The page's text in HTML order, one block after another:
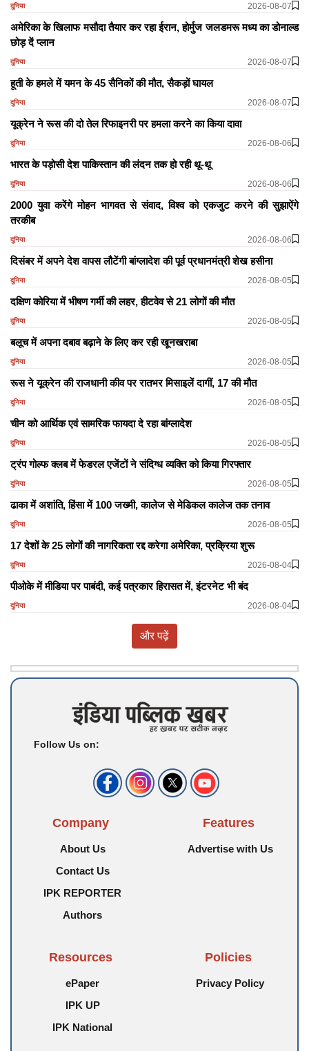
दुनिया 2026-08-07
अमेरिका के खिलाफ मसौदा तैयार कर रहा ईरान, होर्मुज जलडमरू मध्य का डोनाल्ड
छोड़ दें प्लान
दुनिया 2026-08-07
हूती के हमले में यमन के 45 सैनिकों की मौत, सैकड़ों घायल
दुनिया 2026-08-07
यूक्रेन ने रूस की दो तेल रिफाइनरी पर हमला करने का किया दावा
दुनिया 2026-08-06
भारत के पड़ोसी देश पाकिस्तान की लंदन तक हो रही थू-थू
दुनिया 2026-08-06
2000 युवा करेंगे मोहन भागवत से संवाद, विश्व को एकजुट करने की सुझाऐंगे
तरकीब
दुनिया 2026-08-06
दिसंबर में अपने देश वापस लौटेंगी बांग्लादेश की पूर्व प्रधानमंत्री शेख हसीना
दुनिया 2026-08-05
दक्षिण कोरिया में भीषण गर्मी की लहर, हीटवेव से 21 लोगों की मौत
दुनिया 2026-08-05
बलूच में अपना दबाव बढ़ाने के लिए कर रही खूनखराबा
दुनिया 2026-08-05
रूस ने यूक्रेन की राजधानी कीव पर रातभर मिसाइलें दागीं, 17 की मौत
दुनिया 2026-08-05
चीन को आर्थिक एवं सामरिक फायदा दे रहा बांग्लादेश
दुनिया 2026-08-05
ट्रंप गोल्फ क्लब में फेडरल एजेंटों ने संदिग्ध व्यक्ति को किया गिरफ्तार
दुनिया 2026-08-05
ढाका में अशांति, हिंसा में 100 जख्मी, कालेज से मेडिकल कालेज तक तनाव
दुनिया 2026-08-05
17 देशों के 25 लोगों की नागरिकता रद्द करेगा अमेरिका, प्रक्रिया शुरू
दुनिया 2026-08-04
पीओके में मीडिया पर पाबंदी, कई पत्रकार हिरासत में, इंटरनेट भी बंद
दुनिया 2026-08-04
और पढ़ें
Follow Us on:
Company
About Us
Contact Us
IPK REPORTER
Authors
Features
Advertise with Us
Resources
ePaper
IPK UP
IPK National
Policies
Privacy Policy